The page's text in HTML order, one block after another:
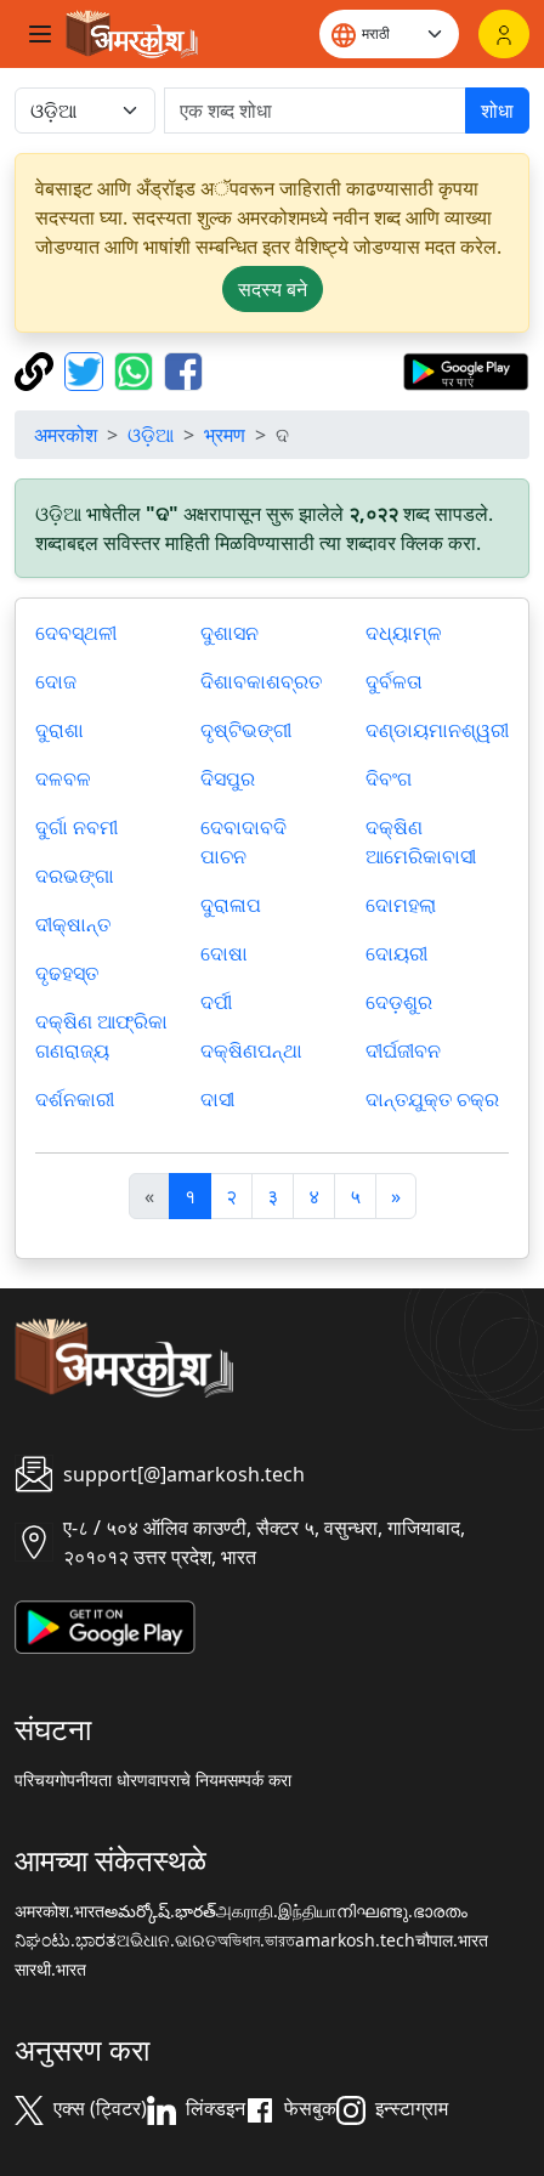
शोधा
वेबसाइट आणि अँड्रॉइड अॅपवरून जाहिराती काढण्यासाठी कृपया
सदस्यता घ्या. सदस्यता शुल्क अमरकोशमध्ये नवीन शब्द आणि व्याख्या
जोडण्यात आणि भाषांशी सम्बन्धित इतर वैशिष्ट्ये जोडण्यास मदत करेल.
सदस्य बने
अमरकोश ଓଡ଼ିଆ भ्रमण ଦ
ଓଡ଼ିଆ भाषेतील "ଦ" अक्षरापासून सुरू झालेले २,०२२शब्द सापडले.
शब्दाबद्दल सविस्तर माहिती मिळविण्यासाठी त्या शब्दावर क्लिक करा.
ଦେବସ୍ଥଳୀ
ଦୋଜ
ଦୁରାଶା
ଦଳବଳ
ଦୁର୍ଗା ନବମୀ
ଦରଭଙ୍ଗା
ଦୀକ୍ଷାନ୍ତ
ଦୃଢହସ୍ତ
ଦକ୍ଷିଣ ଆଫ୍ରିକା
ଗଣରାଜ୍ୟ
ଦର୍ଶନକାରୀ
ଦୁଶାସନ
ଦିଶାବକାଶବ୍ରତ
ଦୃଷ୍ଟିଭଙ୍ଗୀ
ଦିସପୁର
ଦେବାଦାବଦି
ପାଚନ
ଦୁରାଳାପ
ଦୋଷା
ଦର୍ପୀ
ଦକ୍ଷିଣପନ୍ଥା
ଦାସୀ
ଦଧ୍ୟାମ୍ଳ
ଦୁର୍ବଳତା
ଦଣ୍ଡାୟମାନଶ୍ୱରୀ
ଦିବଂଗ
ଦକ୍ଷିଣ
ଆମେରିକାବାସୀ
ଦୋମହଲା
ଦୋୟରୀ
ଦେଡ଼ଶୁର
ଦୀର୍ଘଜୀବନ
ଦାନ୍ତଯୁକ୍ତ ଚକ୍ର
«पि
छ
ला
१ २ ३ ४ ५ »अ
ग
ला
support[@]amarkosh.tech
ए-८ / ५०४ ऑलिव काउण्टी, सैक्टर ५, वसुन्धरा, गाजियाबाद,
२०१०१२ उत्तर प्रदेश, भारत
संघटना
परिचयगोपनीयता धोरणवापराचे नियमसम्पर्क करा
आमच्या संकेतस्थळे
अमरकोश.भारतఅమర్కోష్.భారత్அகராதி.இந்தியாനിഘണ്ടു.ഭാരതം
ನಿಘಂಟು.ಭಾರತଅଭିଧାନ.ଭାରତঅভিধান.ভারতamarkosh.techचौपाल.भारत
सारथी.भारत
अनुसरण करा
एक्स (ट्विटर) लिंक्डइन फेसबुक इन्स्टाग्राम